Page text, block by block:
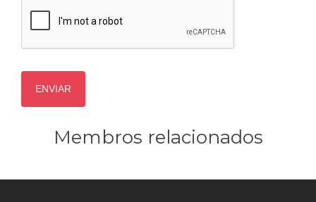
Membros relacionados